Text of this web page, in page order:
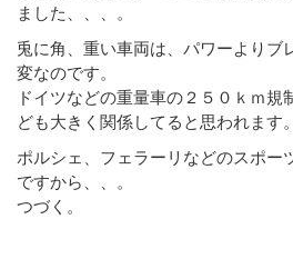
ました、、、。
兎に角、重い車両は、パワーよりブ
変なのです。
ドイツなどの重量車の２５０ｋｍ規
ども大きく関係してると思われます。
ポルシェ、フェラーリなどのスポー
ですから、、。
つづく。